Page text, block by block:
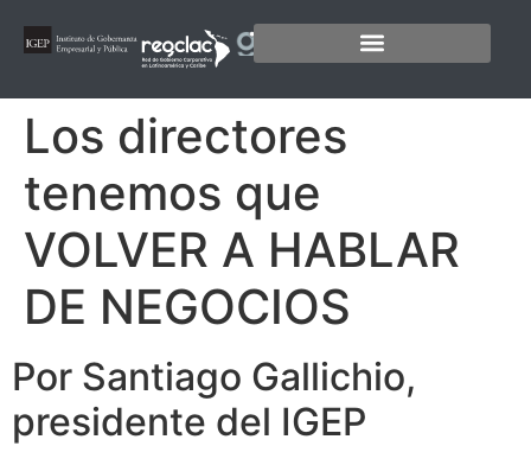
Los directores
tenemos que
VOLVER A HABLAR
DE NEGOCIOS
Por Santiago Gallichio,
presidente del IGEP